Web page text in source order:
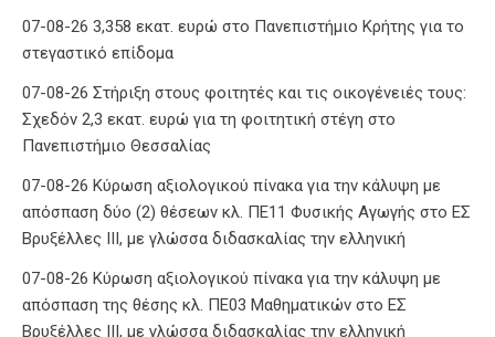
07-08-26 3,358 εκατ. ευρώ στο Πανεπιστήμιο Κρήτης για το
στεγαστικό επίδομα
07-08-26 Στήριξη στους φοιτητές και τις οικογένειές τους:
Σχεδόν 2,3 εκατ. ευρώ για τη φοιτητική στέγη στο
Πανεπιστήμιο Θεσσαλίας
07-08-26 Κύρωση αξιολογικού πίνακα για την κάλυψη με
απόσπαση δύο (2) θέσεων κλ. ΠΕ11 Φυσικής Αγωγής στο ΕΣ
Βρυξέλλες ΙΙΙ, με γλώσσα διδασκαλίας την ελληνική
07-08-26 Κύρωση αξιολογικού πίνακα για την κάλυψη με
απόσπαση της θέσης κλ. ΠΕ03 Μαθηματικών στο ΕΣ
Βρυξέλλες ΙΙΙ, με γλώσσα διδασκαλίας την ελληνική